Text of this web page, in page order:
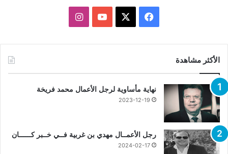
فيسبوك يوتيوبانستقرام
الأكثر مشاهدة
نهاية مأساوية لرجل الأعمال محمد فريخة
2023-12-19
رجل الأعمــال مهدي بن غربية فــي خــبر كــــــان
2024-02-17